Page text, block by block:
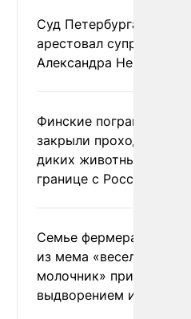
Суд Петербурга заочно
арестовал супругу
Александра Невзорова
Финские пограничники
закрыли проходы для
диких животных на
границе с Россией
Семье фермера
из мема «веселый
молочник» пригрозили
выдворением из